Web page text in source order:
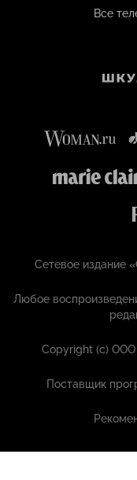
Все
Сетевое издание
Любое
Copyright (с)
Поставщик